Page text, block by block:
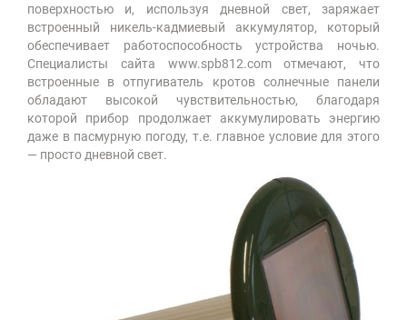
поверхностью и, используя дневной свет, заряжает
встроенный никель-кадмиевый аккумулятор, который
обеспечивает работоспособность устройства ночью.
Специалисты сайта www.spb812.com отмечают, что
встроенные в отпугиватель кротов солнечные панели
обладают высокой чувствительностью, благодаря
которой прибор продолжает аккумулировать энергию
даже в пасмурную погоду, т.е. главное условие для этого
— просто дневной свет.